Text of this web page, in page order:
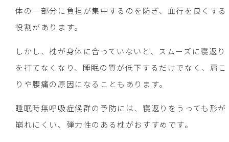
体の一部分に負担が集中するのを防ぎ、血行を良くする
役割があります。
しかし、枕が身体に合っていないと、スムーズに寝返り
を打てなくなり、睡眠の質が低下するだけでなく、肩こ
りや腰痛の原因になることもあります。
睡眠時無呼吸症候群の予防には、寝返りをうっても形が
崩れにくい、弾力性のある枕がおすすめです。